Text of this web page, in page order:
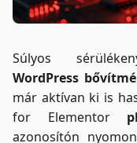
Súlyos
WordPress
már aktívan ki is
for Elementor
azonosítón